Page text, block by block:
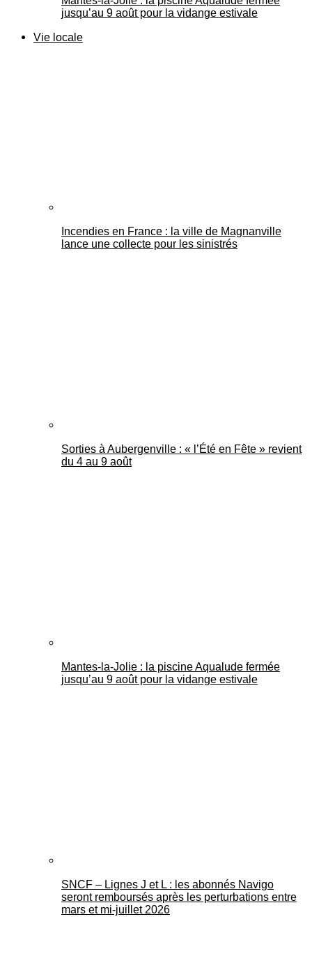
jusqu’au 9 août pour la vidange estivale
Vie locale
Incendies en France : la ville de Magnanville
lance une collecte pour les sinistrés
Sorties à Aubergenville : « l’Été en Fête » revient
du 4 au 9 août
Mantes-la-Jolie : la piscine Aqualude fermée
jusqu’au 9 août pour la vidange estivale
SNCF – Lignes J et L : les abonnés Navigo
seront remboursés après les perturbations entre
mars et mi-juillet 2026